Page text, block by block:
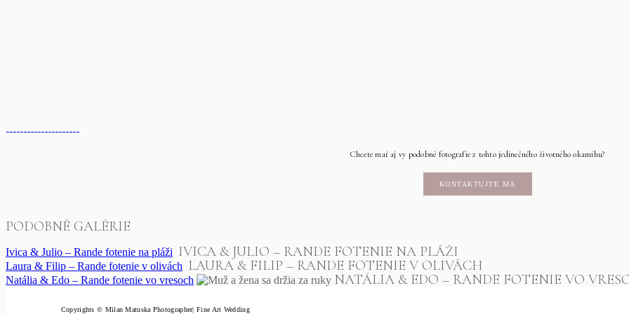
Chcete mať aj vy podobné fotografie z tohto jedinečného životného okamihu?
KONTAKTUJTE MA
PODOBNÉ GALÉRIE
Ivica & Julio – Rande fotenie na pláži IVICA & JULIO – RANDE FOTENIE NA PLÁŽI
Laura & Filip – Rande fotenie v olivách LAURA & FILIP – RANDE FOTENIE V OLIVÁCH
Natália & Edo – Rande fotenie vo vresoch NATÁLIA & EDO – RANDE FOTENIE VO
Copyrights © Milan Matuska Photographer| Fine Art Wedding